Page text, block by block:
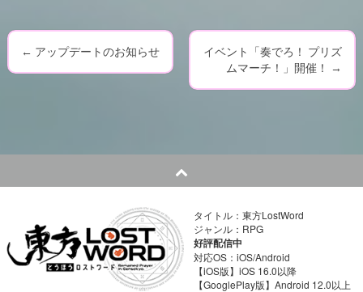
P
a
v
← アップデートのお知らせ
イベント「奏でろ！ プリズ
ムマーチ！」開催！
→
タイトル：東方LostWord
ジャンル：RPG
好評配信中
対応OS：iOS/Android
【iOS版】iOS 16.0以降
【GooglePlay版】Android 12.0以上